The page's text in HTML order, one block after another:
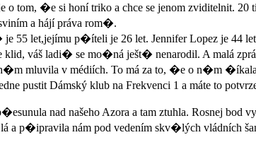
o tom, �e si honí triko a chce se jenom zviditelnit.
a hájí práva rom�.
55 let,jejímu p�íteli je 26 let. Jennifer Lopez je 44
váš ladi� se mo�ná ješt� nenarodil. A malá
mluvila v médiích. To má za to, �e o n�m
pustit Dámský klub na Frekvenci 1 a máte to
nad našeho Azora a tam ztuhla. Rosnej bod
p�ipravila nám pod vedením skv�lých vládních